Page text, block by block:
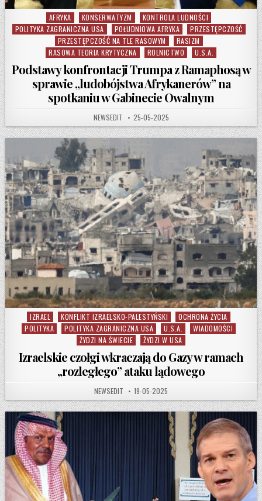
Posted in
AFRYKA KONSERWATYZM
KONTROLA LUDNOŚCI
POLITYKA ZAGRANICZNA USA
POŁUDNIOWA AFRYKA
PRZESTĘPCZOŚĆ
PRZESTĘPCZOŚĆ NA TLE RASOWYM
RASIZM
RASOWA TEORIA KRYTYCZNA
ROLNICTWO U.S.A.
Podstawy konfrontacji Trumpa z Ramaphosą w
sprawie „ludobójstwa Afrykanerów” na
spotkaniu w Gabinecie Owalnym
AUTHOR:
NEWSEDIT PUBLISHED DATE:
25-05-2025
Posted in
IZRAEL KONFLIKT IZRAELSKO-PALESTYŃSKI
OCHRONA ŻYCIA
POLITYKA
POLITYKA ZAGRANICZNA USA U.S.A.
WIADOMOŚCI
ŻYDZI NA ŚWIECIE
ŻYDZI W USA
Izraelskie czołgi wkraczają do Gazy w ramach
„rozległego” ataku lądowego
AUTHOR:
NEWSEDIT PUBLISHED DATE:
19-05-2025